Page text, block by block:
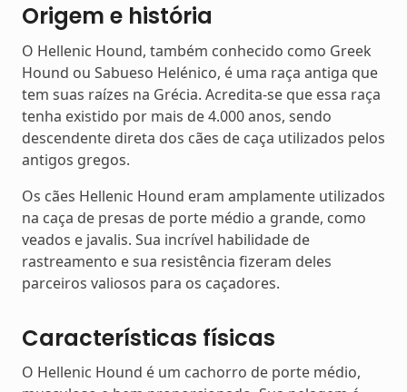
Origem e história
O Hellenic Hound, também conhecido como Greek
Hound ou Sabueso Helénico, é uma raça antiga que
tem suas raízes na Grécia. Acredita-se que essa raça
tenha existido por mais de 4.000 anos, sendo
descendente direta dos cães de caça utilizados pelos
antigos gregos.
Os cães Hellenic Hound eram amplamente utilizados
na caça de presas de porte médio a grande, como
veados e javalis. Sua incrível habilidade de
rastreamento e sua resistência fizeram deles
parceiros valiosos para os caçadores.
Características físicas
O Hellenic Hound é um cachorro de porte médio,